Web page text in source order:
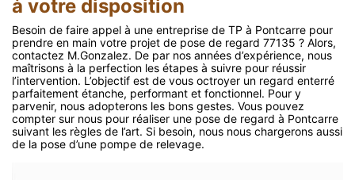
à votre disposition
Besoin de faire appel à une entreprise de TP à Pontcarre pour
prendre en main votre projet de pose de regard 77135 ? Alors,
contactez M.Gonzalez. De par nos années d’expérience, nous
maîtrisons à la perfection les étapes à suivre pour réussir
l’intervention. L’objectif est de vous octroyer un regard enterré
parfaitement étanche, performant et fonctionnel. Pour y
parvenir, nous adopterons les bons gestes. Vous pouvez
compter sur nous pour réaliser une pose de regard à Pontcarre
suivant les règles de l’art. Si besoin, nous nous chargerons aussi
de la pose d’une pompe de relevage.